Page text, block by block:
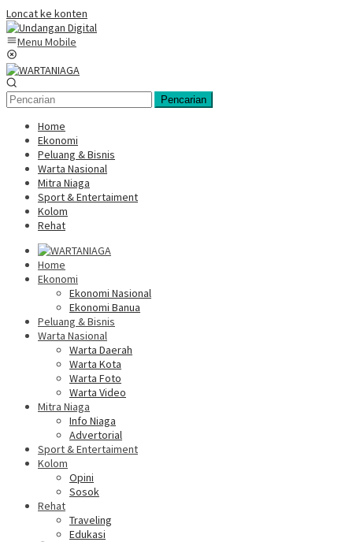
Loncat ke konten
Menu Mobile
Pencarian
Home
Ekonomi
Peluang & Bisnis
Warta Nasional
Mitra Niaga
Sport & Entertaiment
Kolom
Rehat
Home
Ekonomi
Ekonomi Nasional
Ekonomi Banua
Peluang & Bisnis
Warta Nasional
Warta Daerah
Warta Kota
Warta Foto
Warta Video
Mitra Niaga
Info Niaga
Advertorial
Sport & Entertaiment
Kolom
Opini
Sosok
Rehat
Traveling
Edukasi